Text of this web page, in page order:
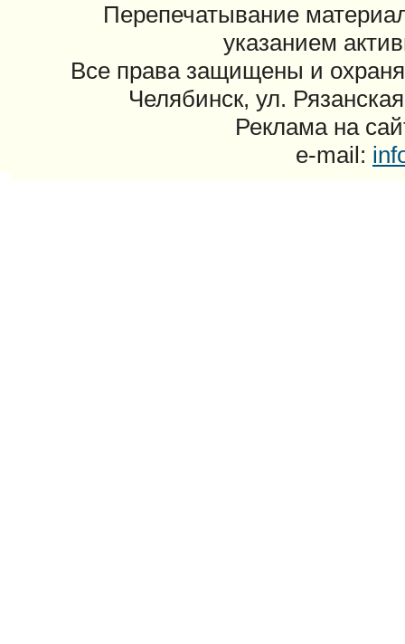
Перепечатывание
указанием
Все права защищены и
Челябинск, ул.
Реклама на
e-mail: